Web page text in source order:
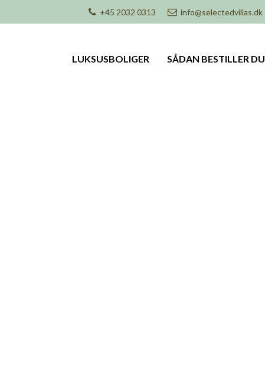
+45 2032 0313 info@selectedvillas.dk
LUKSUSBOLIGER SÅDAN BESTILLER DU